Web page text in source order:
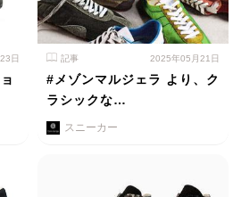
日 記事 2025年05月21日
#メゾンマルジェラ より、ク
ラシックな…
スニーカー